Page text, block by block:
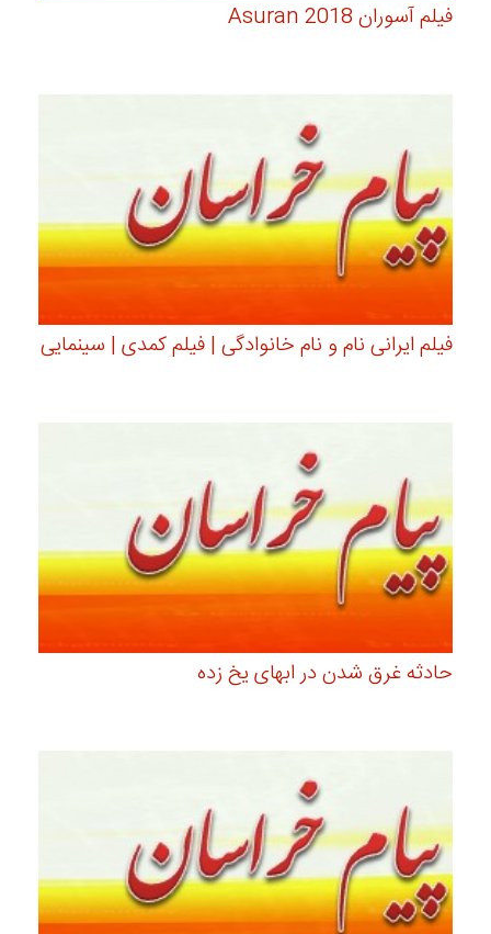
فیلم آسوران Asuran 2018
فیلم ایرانی نام و نام خانوادگی | فیلم کمدی | سینمایی
حادثه غرق شدن در ابهای یخ زده